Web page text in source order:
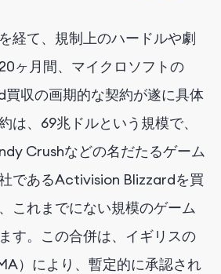
経て、規制上のハードルや劇
ヶ月間、マイクロソフトの
収の画期的な契約が遂に具体
は、69兆ドルという規模で、
Crushなどの名だたるゲーム
であるActivision Blizzardを買
これまでにない規模のゲーム
す。この合併は、イギリスの
）により、暫定的に承認され